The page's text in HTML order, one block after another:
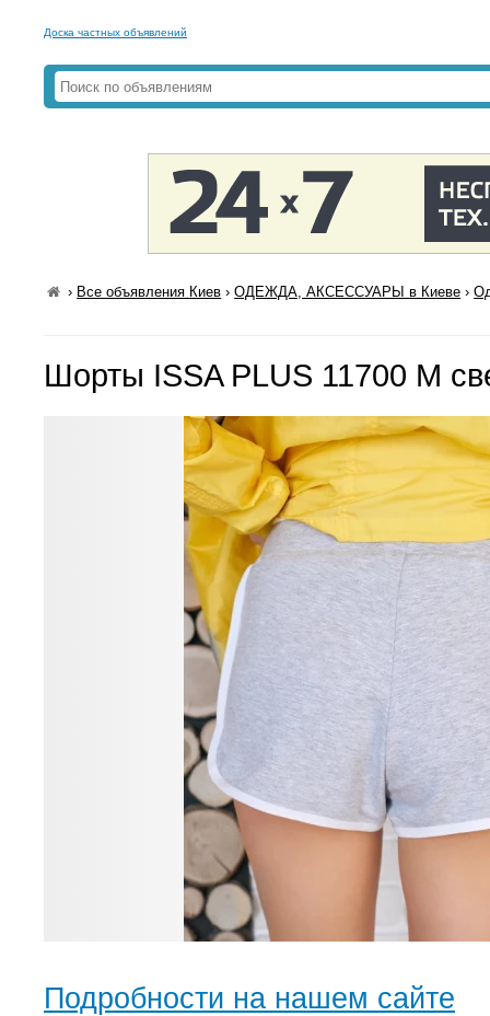
Доска частных объявлений
› Все объявления Киев ›ОДЕЖДА, АКСЕССУАРЫ в Киеве ›
Шорты ISSA PLUS 11700 M
Подробности на нашем сайте